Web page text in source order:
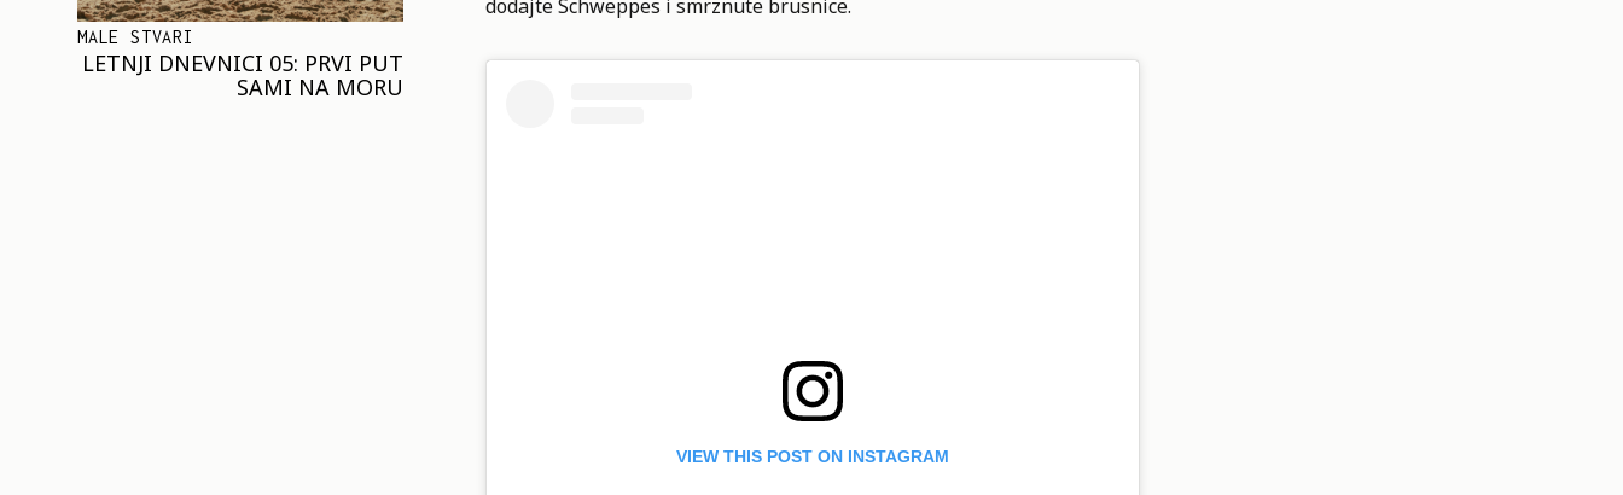
MALE STVARI
LETNJI DNEVNICI 05: PRVI PUT
SAMI NA MORU
dodajte Schweppes i smrznute brusnice.
VIEW THIS POST ON INSTAGRAM